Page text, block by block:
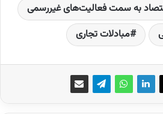
به سمت فعالیت‌های غیررسمی
مبادلات تجاری